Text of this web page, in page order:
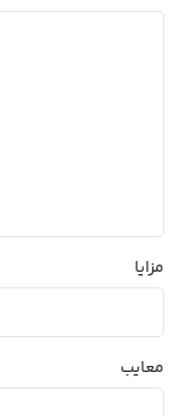
مزایا
معایب